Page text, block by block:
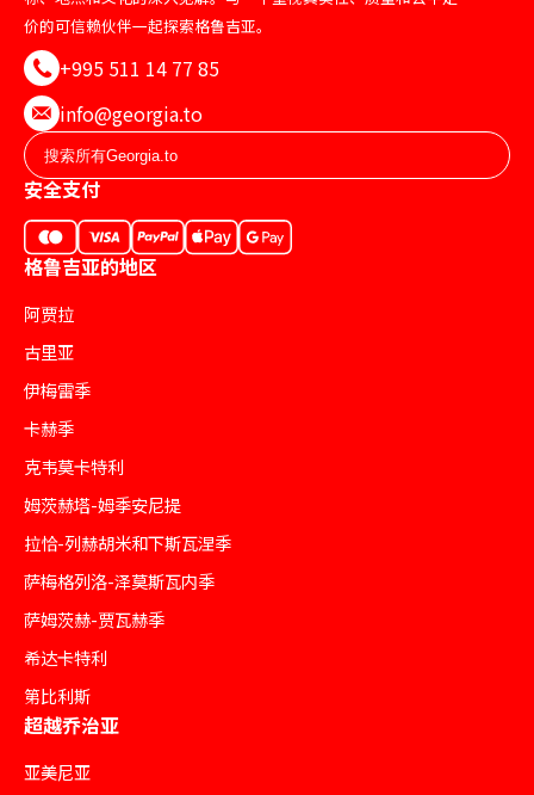
价的可信赖伙伴一起探索格鲁吉亚。
+995 511 14 77 85
info@georgia.to
安全支付
格鲁吉亚的地区
阿贾拉
古里亚
伊梅雷季
卡赫季
克韦莫卡特利
姆茨赫塔-姆季安尼提
拉恰-列赫胡米和下斯瓦涅季
萨梅格列洛-泽莫斯瓦内季
萨姆茨赫-贾瓦赫季
希达卡特利
第比利斯
超越乔治亚
亚美尼亚